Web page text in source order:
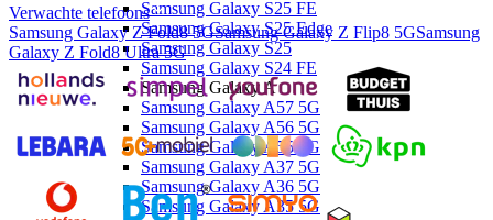
Samsung Galaxy S25 FE
Samsung Galaxy S25 Edge
Samsung Galaxy S25
Samsung Galaxy S24 FE
Samsung Galaxy A
Samsung Galaxy A57 5G
Samsung Galaxy A56 5G
Samsung Galaxy A55 5G
Samsung Galaxy A37 5G
Samsung Galaxy A36 5G
Samsung Galaxy A35 5G
Verwachte telefoons
Samsung Galaxy Z Fold8 5GSamsung Galaxy Z Flip8 5GSamsung
Galaxy Z Fold8 Ultra 5G